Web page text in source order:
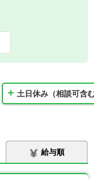
土日休み（相談可含
給与順